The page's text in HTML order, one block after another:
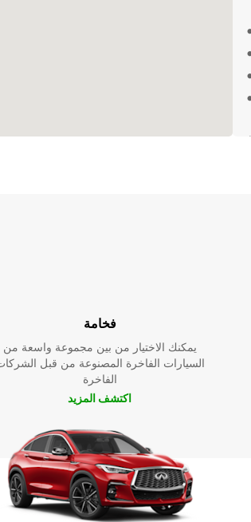
فخامة
يمكنك الاختيار من بين مجموعة واسعة من
السيارات الفاخرة المصنوعة من قبل
الفاخرة
اكتشف المزيد